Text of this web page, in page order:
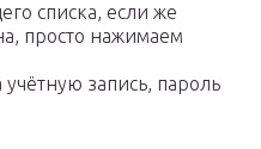
списка, если же
просто нажимаем
запись, пароль